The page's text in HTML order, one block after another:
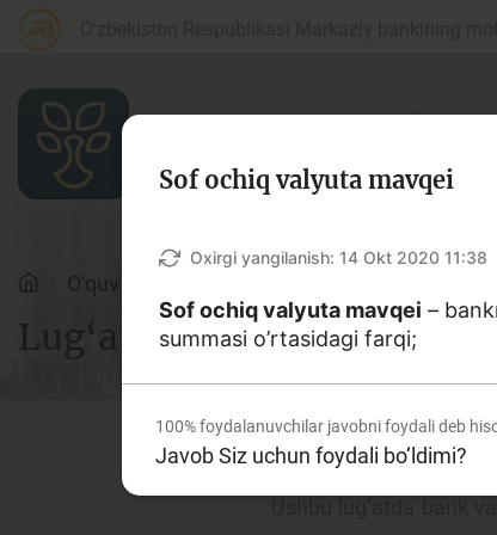
Maqolalar
Bank agentlari uchun
Depozit (omonatlar)
O‘quv qo‘llanmalar
Lug‘at
Sof ochiq valyuta mavqei
Oxirgi yangilanish: 14 Okt 2020 11:38
Sof ochiq valyuta mavqei –
summasi o’rtasidagi farqi;
100%foydalanuvchilar javobni foydali deb
Javob Siz uchun foydali bo‘ldimi?